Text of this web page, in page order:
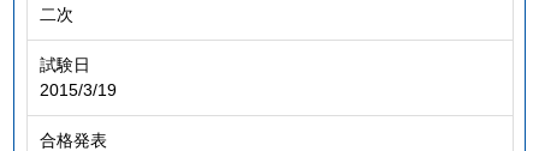
二次
試験日
2015/3/19
合格発表